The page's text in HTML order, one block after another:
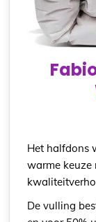
Het halfdons
warme keuze
De vulling